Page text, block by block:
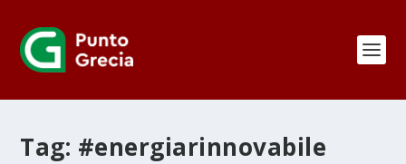
Tag: #energiarinnovabile